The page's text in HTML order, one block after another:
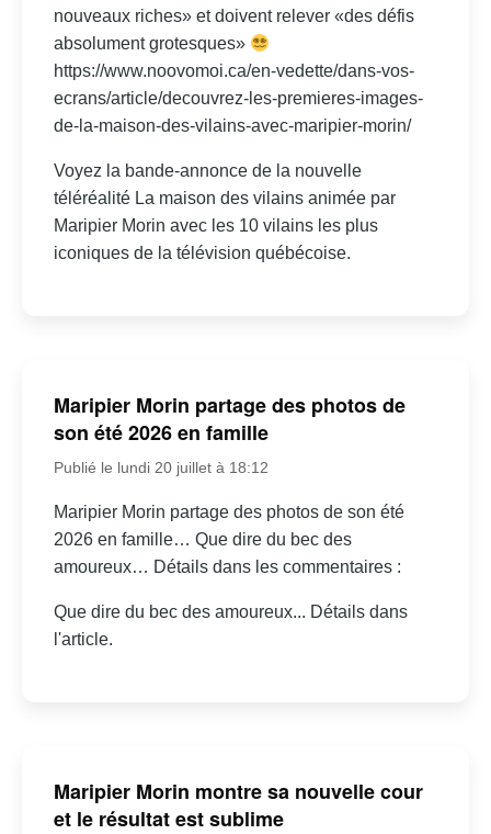
nouveaux riches» et doivent relever «des défis
absolument grotesques»
https://www.noovomoi.ca/en-vedette/dans-vos-
ecrans/article/decouvrez-les-premieres-images-
de-la-maison-des-vilains-avec-maripier-morin/
Voyez la bande-annonce de la nouvelle
téléréalité La maison des vilains animée par
Maripier Morin avec les 10 vilains les plus
iconiques de la télévision québécoise.
Maripier Morin partage des photos de
son été 2026 en famille
Publié le lundi 20 juillet à 18:12
Maripier Morin partage des photos de son été
2026 en famille… Que dire du bec des
amoureux… Détails dans les commentaires :
Que dire du bec des amoureux... Détails dans
l'article.
Maripier Morin montre sa nouvelle cour
et le résultat est sublime